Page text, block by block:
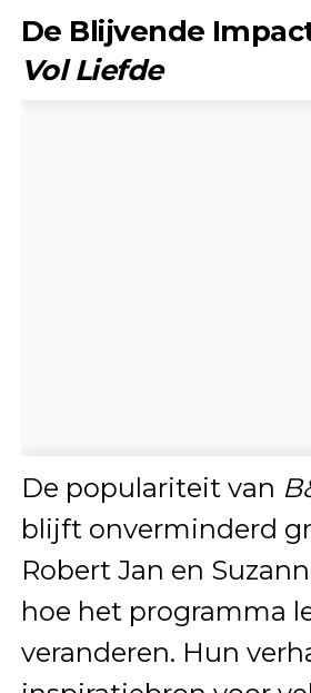
De Blijvende
Vol Liefde
De populariteit van
blijft onverminderd
Robert Jan en
hoe het programma
veranderen. Hun